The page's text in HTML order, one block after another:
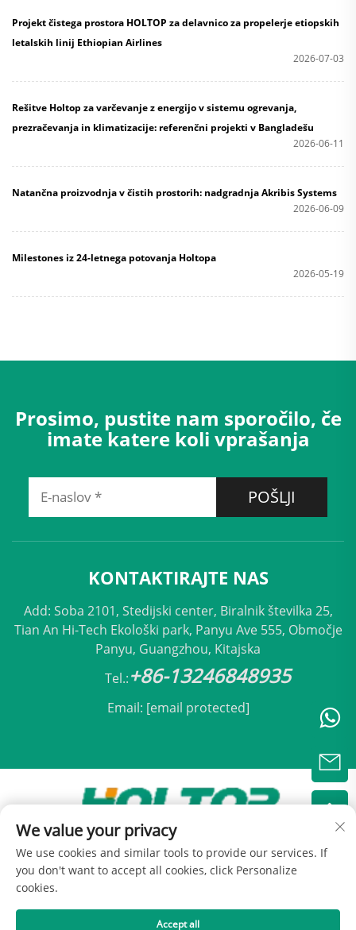
Projekt čistega prostora HOLTOP za delavnico za propelerje etiopskih
letalskih linij Ethiopian Airlines
2026-07-03
Rešitve Holtop za varčevanje z energijo v sistemu ogrevanja,
prezračevanja in klimatizacije: referenčni projekti v Bangladešu
2026-06-11
Natančna proizvodnja v čistih prostorih: nadgradnja Akribis Systems
2026-06-09
Milestones iz 24-letnega potovanja Holtopa
2026-05-19
Prosimo, pustite nam sporočilo, če
imate katere koli vprašanja
POŠLJI
KONTAKTIRAJTE NAS
Add: Soba 2101, Stedijski center, Biralnik številka 25,
Tian An Hi-Tech Ekološki park, Panyu Ave 555, Območje
Panyu, Guangzhou, Kitajska
Tel.:+86-13246848935
Email: [email protected]
Avtorji pravic © 2025 Beijing Holtop Klimatizacija,
d.o.o. - Politika zasebnosti
We value your privacy
We use cookies and similar tools to provide our services. If
you don't want to accept all cookies, click Personalize
cookies.
Accept all